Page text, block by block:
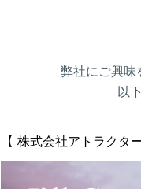
弊社にご興味
以
【 株式会社アトラクター